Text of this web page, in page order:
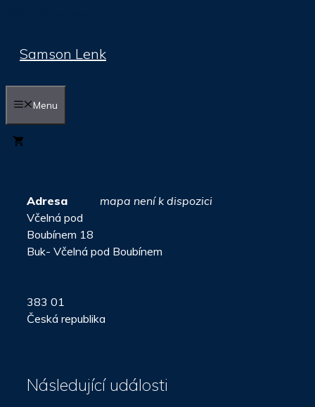
Samson Lenk
Menu
mapa není k dispozici
Adresa
Včelná pod
Boubínem 18
Buk- Včelná pod Boubínem
383 01
Česká republika
Následující události